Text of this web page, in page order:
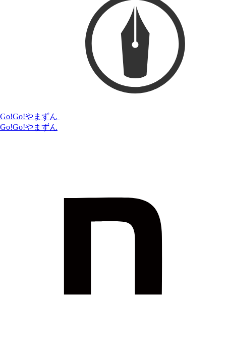
Go!Go!やまずん
Go!Go!やまずん